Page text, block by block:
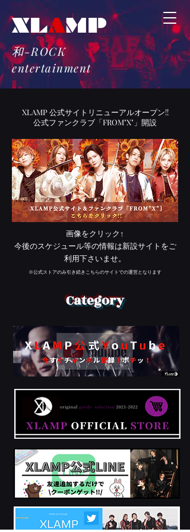
​XLAMP
和-ROCK
​entertainment
XLAMP ​公式サイトリニューアルオープン!!
公式ファンクラブ「FROM"X"」開設
画像をクリック↑​
今後のスケジュール等の情報は新設サイトをご
利用下さいませ。
※公式ストアのみ引き続きこちらのサイトでの運営となります
​Category